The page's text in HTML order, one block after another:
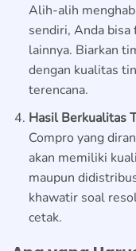
Alih-alih
sendiri, Anda bisa
lainnya. Biarkan
dengan kualitas
terencana.
Hasil Berkualitas
Compro yang
akan memiliki
maupun
khawatir soal
cetak.